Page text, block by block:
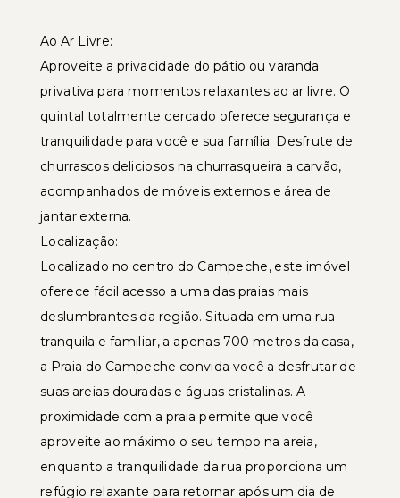
Ao Ar Livre:
Aproveite a privacidade do pátio ou varanda
privativa para momentos relaxantes ao ar livre. O
quintal totalmente cercado oferece segurança e
tranquilidade para você e sua família. Desfrute de
churrascos deliciosos na churrasqueira a carvão,
acompanhados de móveis externos e área de
jantar externa.
Localização:
Localizado no centro do Campeche, este imóvel
oferece fácil acesso a uma das praias mais
deslumbrantes da região. Situada em uma rua
tranquila e familiar, a apenas 700 metros da casa,
a Praia do Campeche convida você a desfrutar de
suas areias douradas e águas cristalinas. A
proximidade com a praia permite que você
aproveite ao máximo o seu tempo na areia,
enquanto a tranquilidade da rua proporciona um
refúgio relaxante para retornar após um dia de